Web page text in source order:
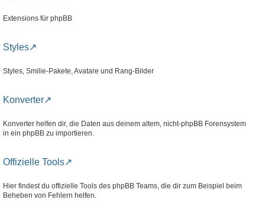
Extensions für phpBB
Styles
Styles, Smilie-Pakete, Avatare und Rang-Bilder
Konverter
Konverter helfen dir, die Daten aus deinem altem, nicht-phpBB Forensystem
in ein phpBB zu importieren.
Offizielle Tools
Hier findest du offizielle Tools des phpBB Teams, die dir zum Beispiel beim
Beheben von Fehlern helfen.